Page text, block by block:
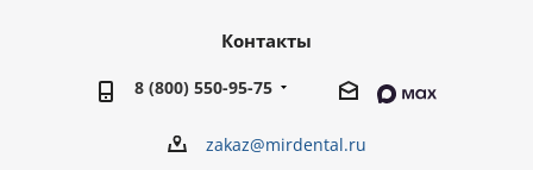
Контакты
8 (800) 550-95-75
zakaz@mirdental.ru